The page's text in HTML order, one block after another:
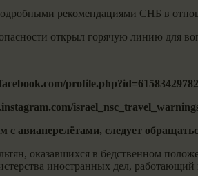
рекомендациями СНБ в
открыл горячую линию для
с авиаперелётами, следует
оказавшихся в бедственном
иностранных дел, работающий